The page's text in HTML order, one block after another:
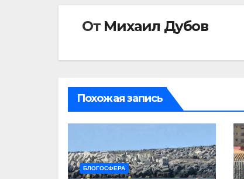
От Михаил Дубов
Похожая запись
БЛОГОСФЕРА